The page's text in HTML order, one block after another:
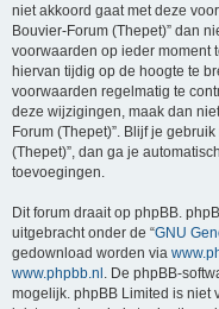
niet akkoord gaat met deze
Bouvier-Forum (Thepet)” dan
voorwaarden op ieder moment
hiervan tijdig op de hoogte te
voorwaarden regelmatig te
deze wijzigingen, maak dan
Forum (Thepet)”. Blijf je
(Thepet)”, dan ga je
toevoegingen.
Dit forum draait op phpBB.
uitgebracht onder de “GNU
gedownload worden via
www.phpbb.nl . De phpBB-
mogelijk. phpBB Limited is niet